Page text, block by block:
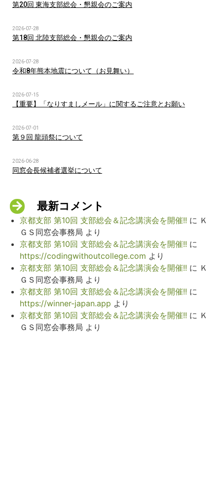
第20回 東海支部総会・懇親会のご案内
2026-07-28
第18回 北陸支部総会・懇親会のご案内
2026-07-28
令和8年熊本地震について（お見舞い）
2026-07-15
【重要】「なりすましメール」に関するご注意とお願い
2026-07-01
第９回 龍頭祭について
2026-06-28
同窓会長候補者選挙について
最新コメント
京都支部 第10回 支部総会＆記念講演会を開催!! に Ｋ
ＧＳ同窓会事務局 より
京都支部 第10回 支部総会＆記念講演会を開催!! に
https://codingwithoutcollege.com より
京都支部 第10回 支部総会＆記念講演会を開催!! に Ｋ
ＧＳ同窓会事務局 より
京都支部 第10回 支部総会＆記念講演会を開催!! に
https://winner-japan.app より
京都支部 第10回 支部総会＆記念講演会を開催!! に Ｋ
ＧＳ同窓会事務局 より